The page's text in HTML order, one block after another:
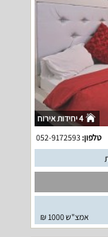
4 יחידות אירוח
טלפון:052-9172593
אמצ"ש 1000 ₪